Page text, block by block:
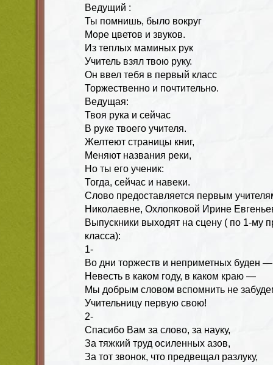
Ведущий :
Ты помнишь, было вокруг
Море цветов и звуков.
Из теплых маминых рук
Учитель взял твою руку.
Он ввел тебя в первый класс
Торжественно и почтительно.
Ведущая:
Твоя рука и сейчас
В руке твоего учителя.
Желтеют страницы книг,
Меняют названия реки,
Но ты его ученик:
Тогда, сейчас и навеки.
Слово предоставляется первым
Николаевне, Охлопковой Ирине
Выпускники выходят на сцену ( по 1-му
класса):
1-
Во дни торжеств и неприметных буден —
Невесть в каком году, в каком краю —
Мы добрым словом вспомнить не
Учительницу первую свою!
2-
Спасибо Вам за слово, за науку,
За тяжкий труд осиленных азов,
За тот звонок, что предвещал разлуку,